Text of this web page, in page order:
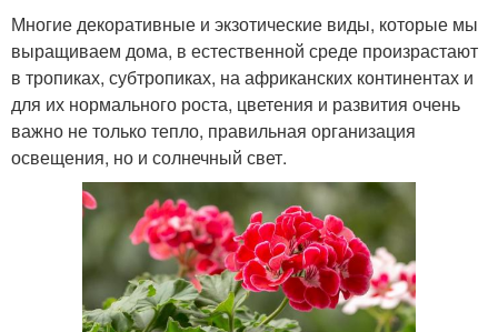
Многие декоративные и экзотические виды, которые мы
выращиваем дома, в естественной среде произрастают
в тропиках, субтропиках, на африканских континентах и
для их нормального роста, цветения и развития очень
важно не только тепло, правильная организация
освещения, но и солнечный свет.